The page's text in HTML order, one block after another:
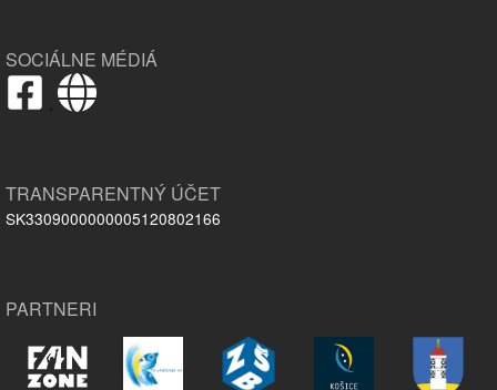
SOCIÁLNE MÉDIÁ
,
TRANSPARENTNÝ ÚČET
SK3309000000005120802166
PARTNERI